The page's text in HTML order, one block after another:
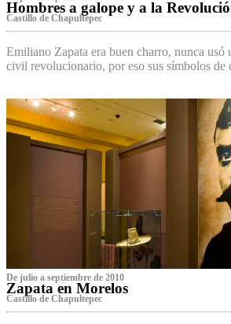
Hombres a galope y a la
Castillo de Chapultepec
Emiliano Zapata era buen charro, nunca
civil revolucionario, por eso sus símbolos
De julio a septiembre de 2010
Zapata en Morelos
Castillo de Chapultepec